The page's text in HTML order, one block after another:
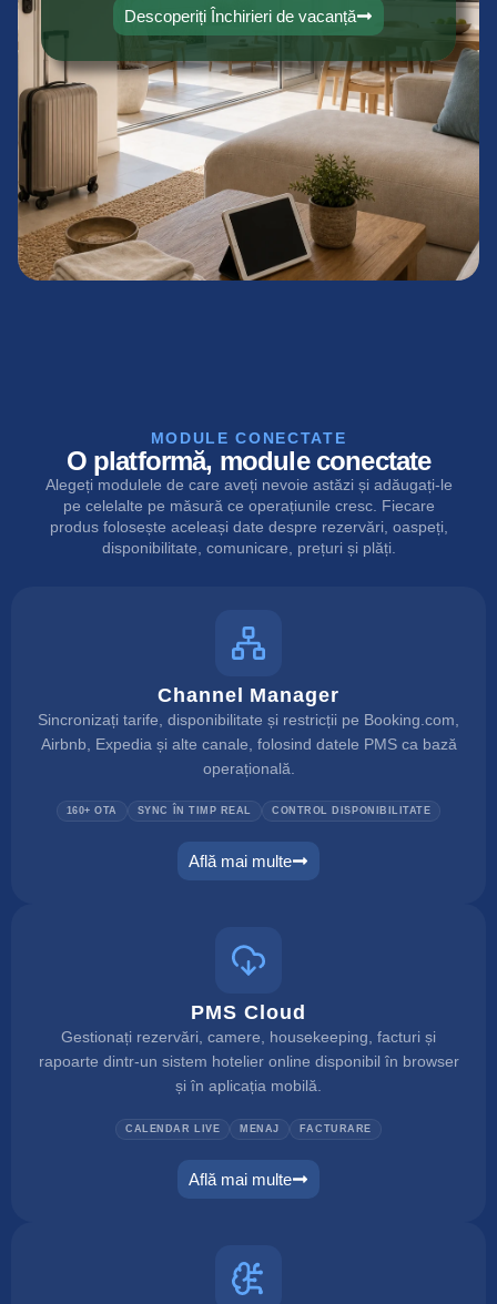
Descoperiți Închirieri de vacanță
MODULE CONECTATE
O platformă, module conectate
Alegeți modulele de care aveți nevoie astăzi și adăugați-le
pe celelalte pe măsură ce operațiunile cresc. Fiecare
produs folosește aceleași date despre rezervări, oaspeți,
disponibilitate, comunicare, prețuri și plăți.
Channel Manager
Sincronizați tarife, disponibilitate și restricții pe Booking.com,
Airbnb, Expedia și alte canale, folosind datele PMS ca bază
operațională.
160+ OTA SYNC ÎN TIMP REAL CONTROL DISPONIBILITATE
Află mai multe
channel manager
PMS Cloud
Gestionați rezervări, camere, housekeeping, facturi și
rapoarte dintr-un sistem hotelier online disponibil în browser
și în aplicația mobilă.
CALENDAR LIVE MENAJ FACTURARE
Află mai multe
pms